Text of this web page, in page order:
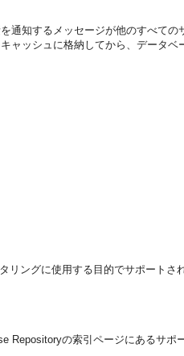
知するメッセージが他のすべて
ッシュに格納してから、データベ
ングに使用する目的でサポートさ
の索引ページにあるサポ